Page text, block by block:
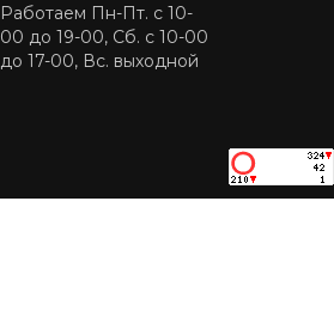
Работаем Пн-Пт. с 10-
00 до 19-00, Сб. с 10-00
до 17-00, Вс. выходной